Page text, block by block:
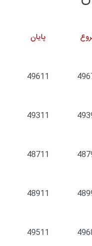
پایان
49611
49311
48711
48911
49511